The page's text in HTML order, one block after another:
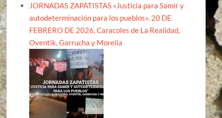
JORNADAS ZAPATISTAS «Justicia para Samir y
autodeterminación para los pueblos». 20 DE
FEBRERO DE 2026, Caracoles de La Realidad,
Oventik, Garrucha y Morelia